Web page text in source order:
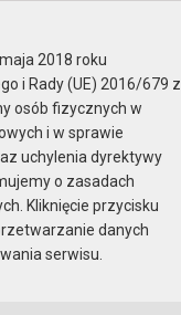
na stronie:
w Gryfinie
2018 roku
i Rady (UE) 2016/679 z
osób fizycznych w
i w sprawie
uchylenia dyrektywy
o zasadach
Kliknięcie przycisku
danych
serwisu.